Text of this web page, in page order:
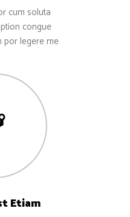
cum soluta
congue
por legere me
Etiam